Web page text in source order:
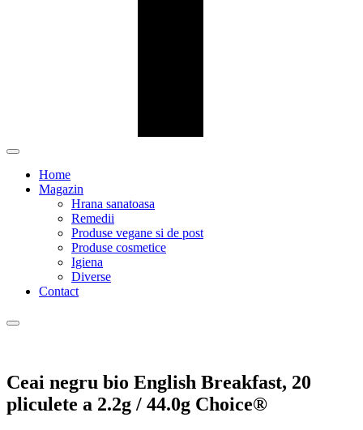
Home
Magazin
Hrana sanatoasa
Remedii
Produse vegane si de post
Produse cosmetice
Igiena
Diverse
Contact
Ceai negru bio English Breakfast, 20
pliculete a 2.2g / 44.0g Choice®